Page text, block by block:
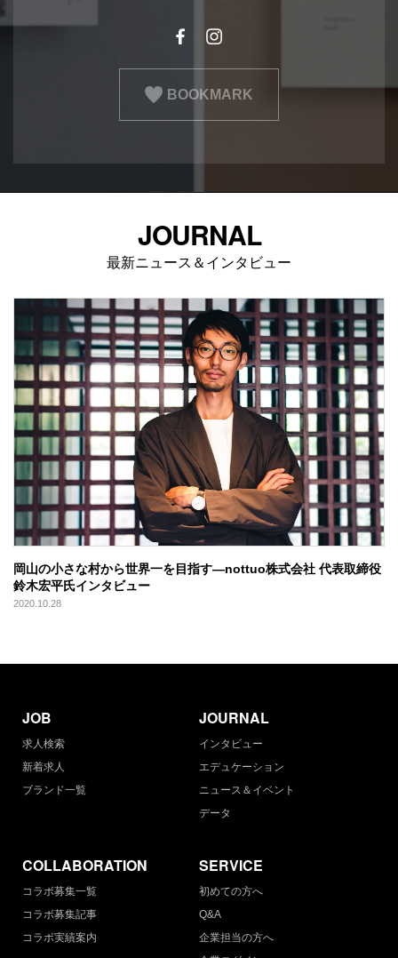
BOOKMARK
JOURNAL
最新ニュース＆インタビュー
岡山の小さな村から世界一を目指す—nottuo株式会社 代表取締役
鈴木宏平氏インタビュー
2020.10.28
JOB
求人検索
新着求人
ブランド一覧
JOURNAL
インタビュー
エデュケーション
ニュース＆イベント
データ
COLLABORATION
コラボ募集一覧
コラボ募集記事
コラボ実績案内
SERVICE
初めての方へ
Q&A
企業担当の方へ